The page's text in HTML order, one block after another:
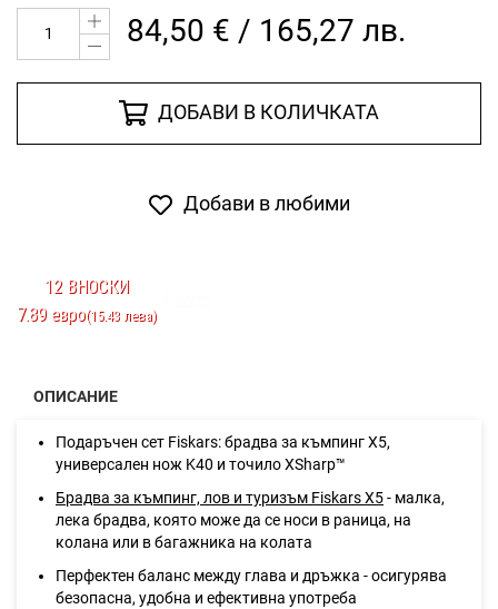
84,50 € / 165,27 лв.
ДОБАВИ В КОЛИЧКАТА
Добави в любими
12 ВНОСКИ
7.89 евро(15.43 лева)
ОПИСАНИЕ
Подаръчен сет Fiskars: брадва за къмпинг X5,
универсален нож K40 и точило XSharp™
Брадва за къмпинг, лов и туризъм Fiskars X5- малка,
лека брадва, която може да се носи в раница, на
колана или в багажника на колата
Перфектен баланс между глава и дръжка - осигурява
безопасна, удобна и ефективна употреба